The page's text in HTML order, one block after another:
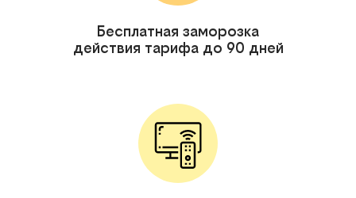
Бесплатная заморозка
действия тарифа до 90 дней